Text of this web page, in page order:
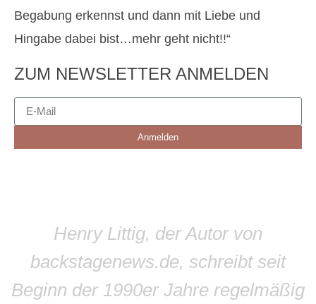
Begabung erkennst und dann mit Liebe und
Hingabe dabei bist…mehr geht nicht!!“
ZUM NEWSLETTER ANMELDEN
Anmelden
Henry Littig, der Autor von
backstagenews.de, schreibt seit
Beginn der 1990er Jahre regelmäßig